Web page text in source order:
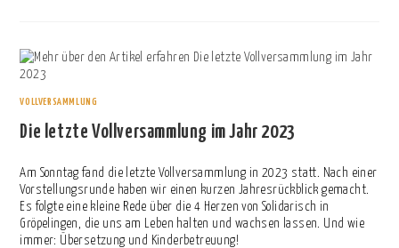
VOLLVERSAMMLUNG
Die letzte Vollversammlung im Jahr 2023
Am Sonntag fand die letzte Vollversammlung in 2023 statt. Nach einer
Vorstellungsrunde haben wir einen kurzen Jahresrückblick gemacht.
Es folgte eine kleine Rede über die 4 Herzen von Solidarisch in
Gröpelingen, die uns am Leben halten und wachsen lassen. Und wie
immer: Übersetzung und Kinderbetreuung!